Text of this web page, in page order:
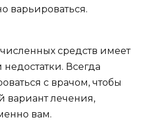
варьироваться.
средств имеет
Всегда
с врачом, чтобы
вариант лечения,
вам.